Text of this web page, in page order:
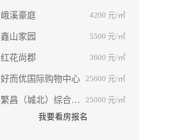
峨溪豪庭 4200 元/㎡
鑫山家园 5500 元/㎡
红花尚郡 3600 元/㎡
好而优国际购物中心 25600 元/㎡
繁昌（城北）综合农贸 25000 元/㎡
我要看房报名